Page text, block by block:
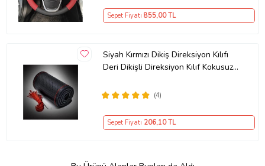
Sepet Fiyatı 855,00 TL
Siyah Kırmızı Dikiş Direksiyon Kılıfı
Deri Dikişli Direksiyon Kılıf Kokusuz
(4)
Sepet Fiyatı 206,10 TL